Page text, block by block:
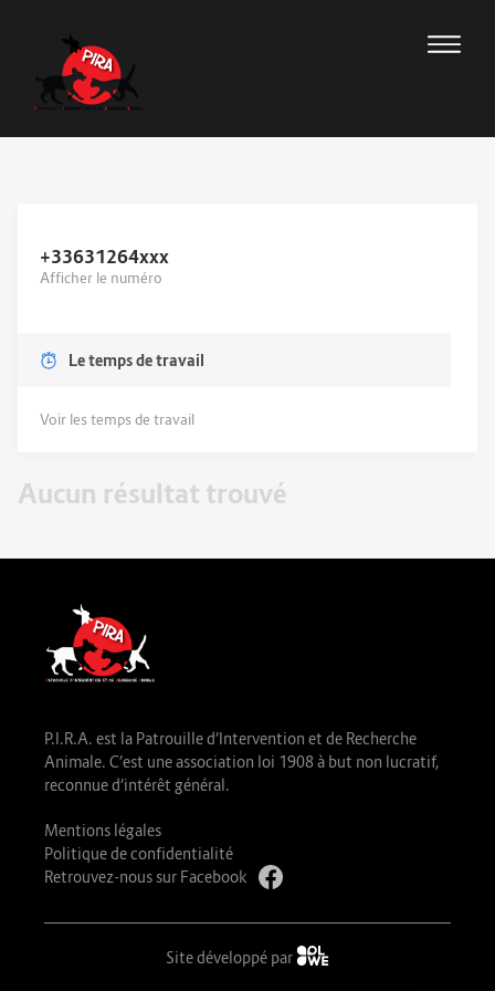
+33631264xxx
Afficher le numéro
Le temps de travail
Voir les temps de travail
Aucun résultat trouvé
P.I.R.A. est la Patrouille d’Intervention et de Recherche
Animale. C’est une association loi 1908 à but non lucratif,
reconnue d’intérêt général.
Mentions légales
Politique de confidentialité
Retrouvez-nous sur Facebook
Site développé par